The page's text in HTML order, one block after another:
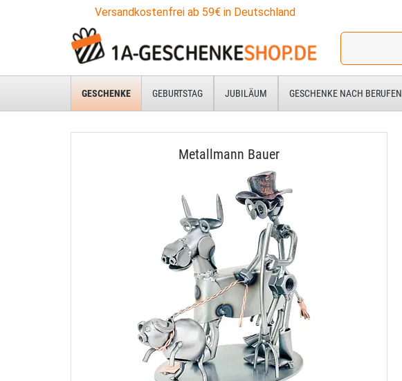
Versandkostenfrei ab 59€ in Deutschland
Ich
für:
GESCHENKE GEBURTSTAG JUBILÄUM GESCHENKE NACH BERUFEN
Metallmann Bauer